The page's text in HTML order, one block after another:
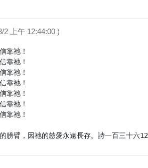
2 上午 12:44:00 )
靠祂！
靠祂！
靠祂！
靠祂！
靠祂！
靠祂！
靠祂！
膀臂，因祂的慈愛永遠長存。詩一百三十六12